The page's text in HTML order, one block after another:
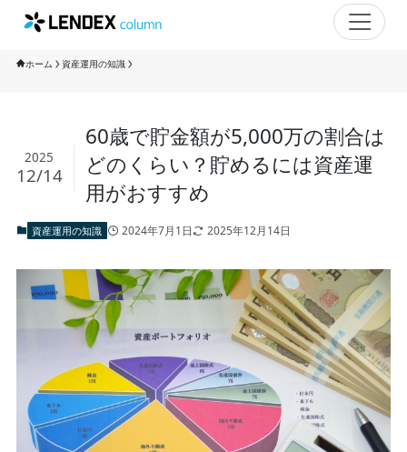
ホーム 資産運用の知識
60歳で貯金額が5,000万の割合は
どのくらい？貯めるには資産運
用がおすすめ
2025
12/14
資産運用の知識 2024年7月1日 2025年12月14日